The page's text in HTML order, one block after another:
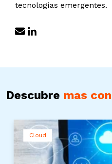
tecnologías emergentes.
Descubre mas
Cloud